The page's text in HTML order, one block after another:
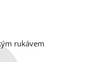
rukávem